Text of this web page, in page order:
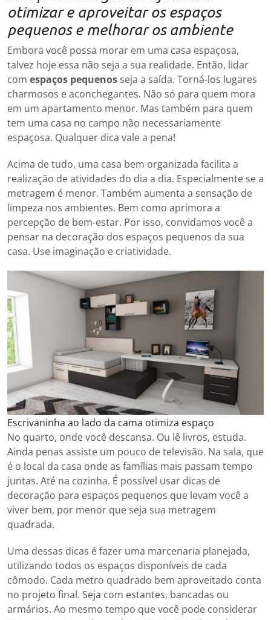
otimizar e aproveitar os espaços
pequenos e melhorar os ambiente
Embora você possa morar em uma casa espaçosa,
talvez hoje essa não seja a sua realidade. Então, lidar
com espaços pequenos seja a saída. Torná-los lugares
charmosos e aconchegantes. Não só para quem mora
em um apartamento menor. Mas também para quem
tem uma casa no campo não necessariamente
espaçosa. Qualquer dica vale a pena!
Acima de tudo, uma casa bem organizada facilita a
realização de atividades do dia a dia. Especialmente se a
metragem é menor. Também aumenta a sensação de
limpeza nos ambientes. Bem como aprimora a
percepção de bem-estar. Por isso, convidamos você a
pensar na decoração dos espaços pequenos da sua
casa. Use imaginação e criatividade.
Escrivaninha ao lado da cama otimiza espaço
No quarto, onde você descansa. Ou lê livros, estuda.
Ainda penas assiste um pouco de televisão. Na sala, que
é o local da casa onde as famílias mais passam tempo
juntas. Até na cozinha. É possível usar dicas de
decoração para espaços pequenos que levam você a
viver bem, por menor que seja sua metragem
quadrada.
Uma dessas dicas é fazer uma marcenaria planejada,
utilizando todos os espaços disponíveis de cada
cômodo. Cada metro quadrado bem aproveitado conta
no projeto final. Seja com estantes, bancadas ou
armários. Ao mesmo tempo que você pode considerar